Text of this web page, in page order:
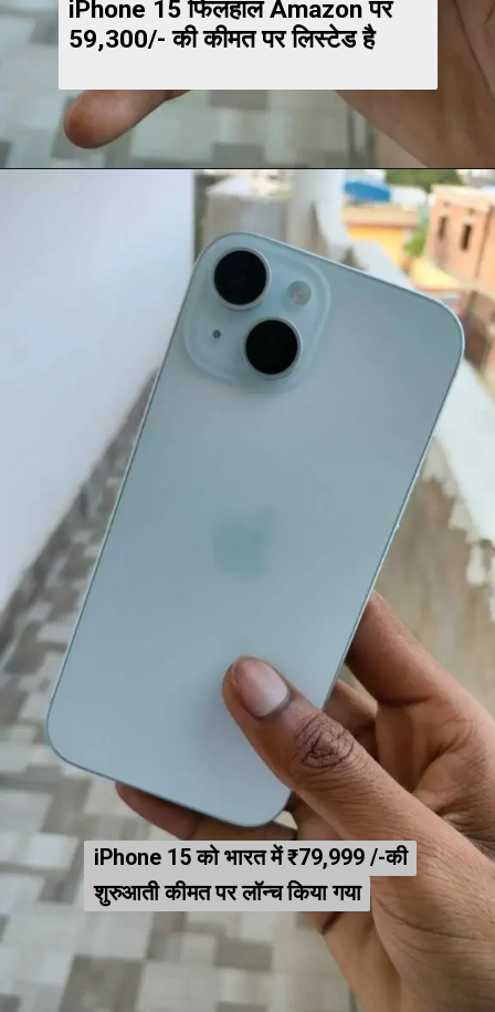
iPhone 15 फिलहाल Amazon पर
₹59,300/- की कीमत पर लिस्टेड है
iPhone 15 को भारत में ₹79,999 /-की
शुरुआती कीमत पर लॉन्च किया गया
iPhone 15 को भारत में ₹79,999 /-की
शुरुआती कीमत पर लॉन्च किया गया